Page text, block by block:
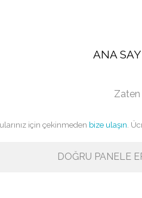
ANA
Zaten
için çekinmeden bize ulaşın .
DOĞRU PANELE